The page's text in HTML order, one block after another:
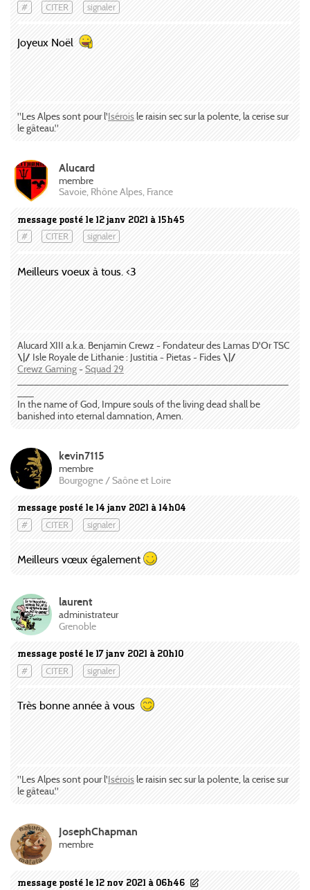
# CITER signaler
Joyeux Noël
"Les Alpes sont pour l'Iséroisle raisin sec sur la polente, la cerise sur
le gâteau."
message posté le 12 janv 2021 à 15h45
# CITER signaler
Alucard
membre
Savoie, Rhône Alpes, France
Meilleurs voeux à tous. <3
Alucard XIII a.k.a. Benjamin Crewz - Fondateur des Lamas D'Or TSC
\|/ Isle Royale de Lithanie : Justitia - Pietas - Fides\|/
Crewz Gaming-Squad 29
In the name of God, Impure souls of the living dead shall be
banished into eternal damnation, Amen.
message posté le 14 janv 2021 à 14h04
# CITER signaler
kevin7115
membre
Bourgogne / Saône et Loire
Meilleurs vœux également
message posté le 17 janv 2021 à 20h10
# CITER signaler
laurent
administrateur
Grenoble
Très bonne année à vous
"Les Alpes sont pour l'Iséroisle raisin sec sur la polente, la cerise sur
le gâteau."
message posté le 12 nov 2021 à 06h46
JosephChapman
membre